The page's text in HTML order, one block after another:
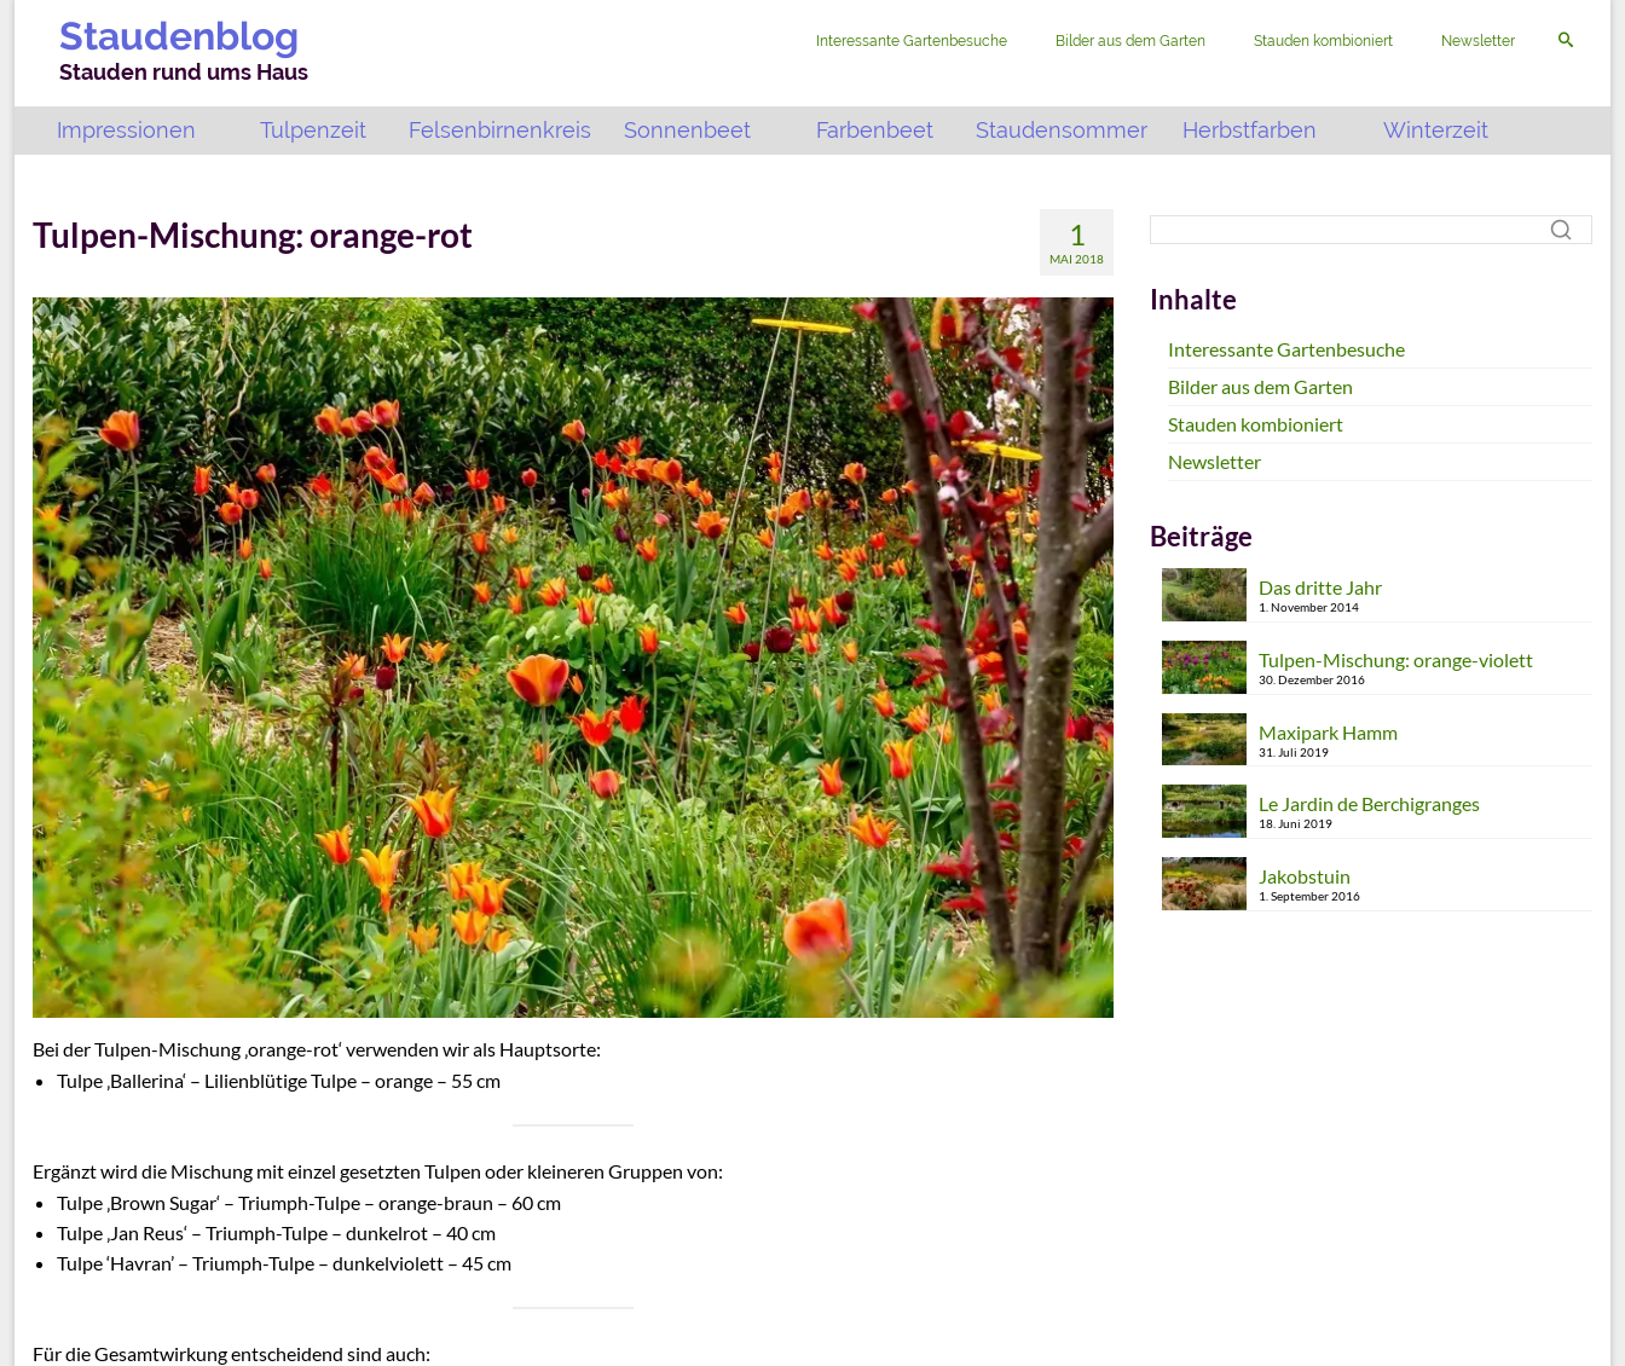
Staudenblog
Stauden rund ums Haus
Interessante Gartenbesuche Bilder aus dem Garten Stauden kombioniert Newsletter
Impressionen Tulpenzeit Felsenbirnenkreis Sonnenbeet Farbenbeet Staudensommer Herbstfarben Winterzeit
1
MAI 2018
Tulpen-Mischung: orange-rot
Bei der Tulpen-Mischung ‚orange-rot‘ verwenden wir als Hauptsorte:
Tulpe ‚Ballerina‘ – Lilienblütige Tulpe – orange – 55 cm
Ergänzt wird die Mischung mit einzel gesetzten Tulpen oder kleineren Gruppen von:
Tulpe ‚Brown Sugar‘ – Triumph-Tulpe – orange-braun – 60 cm
Tulpe ‚Jan Reus‘ – Triumph-Tulpe – dunkelrot – 40 cm
Tulpe ‘Havran’ – Triumph-Tulpe – dunkelviolett – 45 cm
Für die Gesamtwirkung entscheidend sind auch:
Inhalte
Interessante Gartenbesuche
Bilder aus dem Garten
Stauden kombioniert
Newsletter
Beiträge
Das dritte Jahr
1. November 2014
Tulpen-Mischung: orange-violett
30. Dezember 2016
Maxipark Hamm
31. Juli 2019
Le Jardin de Berchigranges
18. Juni 2019
Jakobstuin
1. September 2016